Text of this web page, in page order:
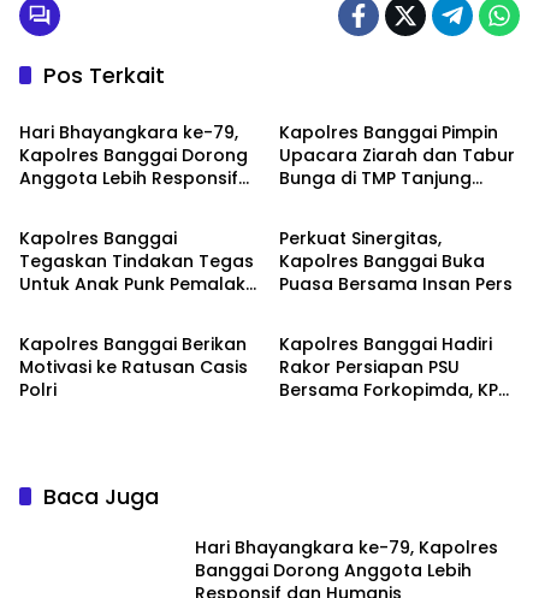
Pos Terkait
POLRESTA BANGGAI
Hari Bhayangkara ke-79,
Kapolres Banggai Dorong
Anggota Lebih Responsif
Kapolres Banggai Pimpin
Upacara Ziarah dan Tabur
Bunga di TMP Tanjung
POLRESTA BANGGAI
Kapolres Banggai
Tegaskan Tindakan Tegas
Untuk Anak Punk Pemalak :
POLRESTA BANGGAI
Perkuat Sinergitas,
Kapolres Banggai Buka
Puasa Bersama Insan Pers
POLRESTA BANGGAI
Kapolres Banggai Berikan
Motivasi ke Ratusan Casis
Polri
POLRESTA BANGGAI
Kapolres Banggai Hadiri
Rakor Persiapan PSU
Bersama Forkopimda, KPU
Baca Juga
Hari Bhayangkara ke-79, Kapolres
Banggai Dorong Anggota Lebih